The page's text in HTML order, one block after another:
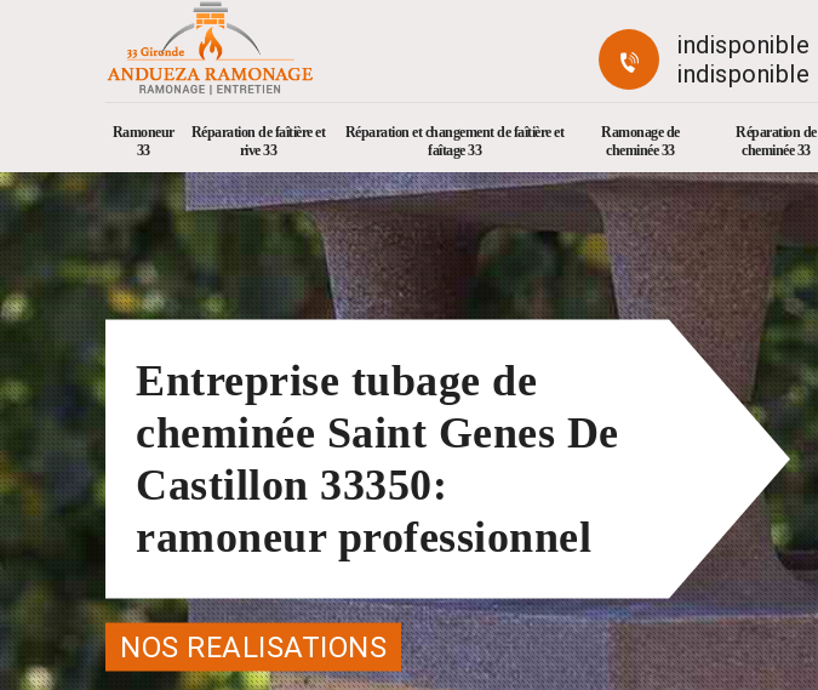
indisponible
indisponible
Ramoneur
33
Réparation de faîtière et
rive 33
Réparation et changement de faîtière et
faîtage 33
Ramonage de
cheminée 33
Réparation de
cheminée 33
Entreprise tubage de
cheminée Saint Genes De
Castillon 33350:
ramoneur professionnel
NOS REALISATIONS